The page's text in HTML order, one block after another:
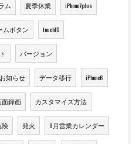
ム 夏季休業 iPhone7plus
ムボタン touchID
バージョン
知らせ データ移行 iPhone6
面録画 カスタマイズ方法
険 発火 9月営業カレンダー